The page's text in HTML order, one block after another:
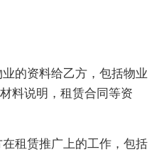
的资料给乙方，包括物业
料说明，租赁合同等资
租赁推广上的工作，包括